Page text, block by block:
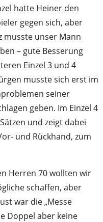
hatte Heiner den
gegen sich, aber
musste unser Mann
– gute Besserung
Einzel 3 und 4
musste sich erst im
seiner
geben. Im Einzel 4
und zeigt dabei
und Rückhand, zum
Herren 70 wollten wir
schaffen, aber
war die „Messe
Doppel aber keine